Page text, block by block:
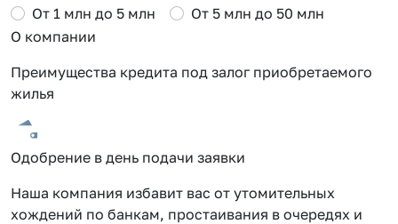
От 1 млн до 5 млн
От 5 млн до 50 млн
О компании
Преимущества кредита под залог приобретаемого
жилья
Одобрение в день подачи заявки
Наша компания избавит вас от утомительных
хождений по банкам, простаивания в очередях и